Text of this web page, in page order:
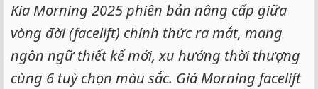
Kia Morning 2025 phiên bản nâng cấp giữa
vòng đời (facelift) chính thức ra mắt, mang
ngôn ngữ thiết kế mới, xu hướng thời thượng
cùng 6 tuỳ chọn màu sắc. Giá Morning facelift